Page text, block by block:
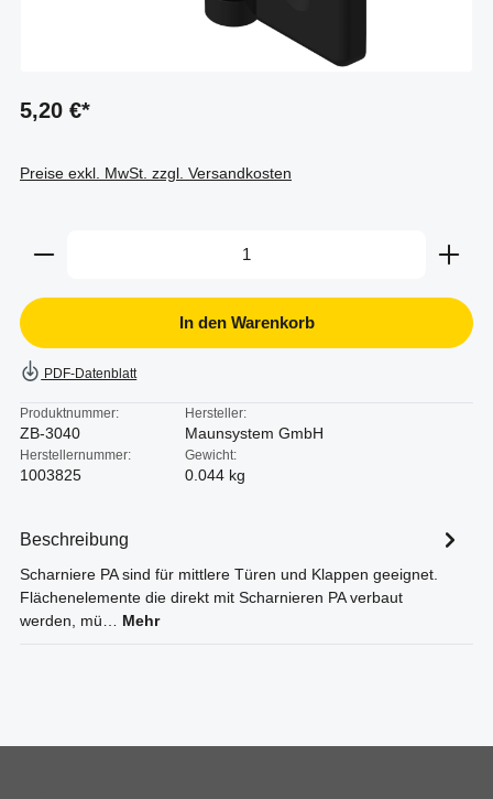
5,20 €*
Preise exkl. MwSt. zzgl. Versandkosten
Produkt Anzahl: Gib den gewünschten Wert ein
In den Warenkorb
PDF-Datenblatt
Produktnummer:
ZB-3040
Hersteller:
Maunsystem GmbH
Herstellernummer:
1003825
Gewicht:
0.044 kg
Beschreibung
Scharniere PA sind für mittlere Türen und Klappen geeignet.
Flächenelemente die direkt mit Scharnieren PA verbaut
werden, mü… Mehr